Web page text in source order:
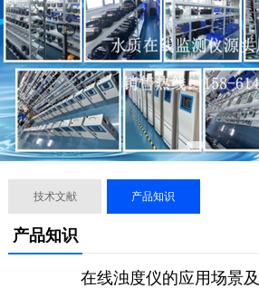
技术文献 产品知识
产品知识
在线浊度仪的应用场景